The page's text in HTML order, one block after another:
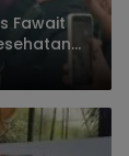
Fawait